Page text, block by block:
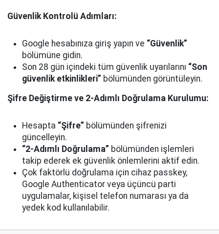
Güvenlik Kontrolü Adımları:
Google hesabınıza giriş yapın ve “Güvenlik”
bölümüne gidin.
Son 28 gün içindeki tüm güvenlik uyarılarını “Son
güvenlik etkinlikleri” bölümünden görüntüleyin.
Şifre Değiştirme ve 2-Adımlı Doğrulama Kurulumu:
Hesapta “Şifre” bölümünden şifrenizi
güncelleyin.
“2-Adımlı Doğrulama” bölümünden işlemleri
takip ederek ek güvenlik önlemlerini aktif edin.
Çok faktörlü doğrulama için cihaz passkey,
Google Authenticator veya üçüncü parti
uygulamalar, kişisel telefon numarası ya da
yedek kod kullanılabilir.